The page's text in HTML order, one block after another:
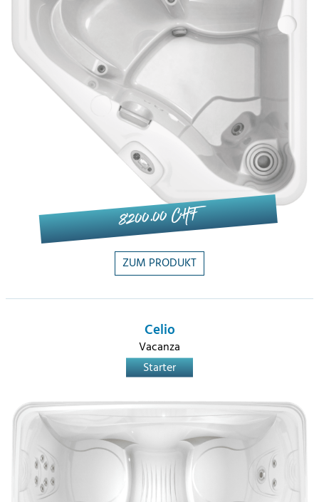
8'200.00 CHF
ZUM PRODUKT
Celio
Vacanza
Starter